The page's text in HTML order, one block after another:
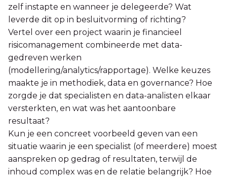
zelf instapte en wanneer je delegeerde? Wat
leverde dit op in besluitvorming of richting?
Vertel over een project waarin je financieel
risicomanagement combineerde met data-
gedreven werken
(modellering/analytics/rapportage). Welke keuzes
maakte je in methodiek, data en governance? Hoe
zorgde je dat specialisten en data-analisten elkaar
versterkten, en wat was het aantoonbare
resultaat?
Kun je een concreet voorbeeld geven van een
situatie waarin je een specialist (of meerdere) moest
aanspreken op gedrag of resultaten, terwijl de
inhoud complex was en de relatie belangrijk? Hoe